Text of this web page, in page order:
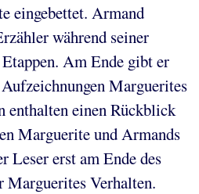
eingebettet. Armand
während seiner
Am Ende gibt er
Marguerites
enthalten einen Rückblick
Marguerite und Armands
Leser erst am Ende des
Marguerites Verhalten.